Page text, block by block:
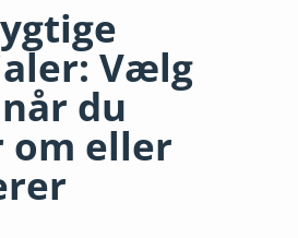
Vælg
du
om eller